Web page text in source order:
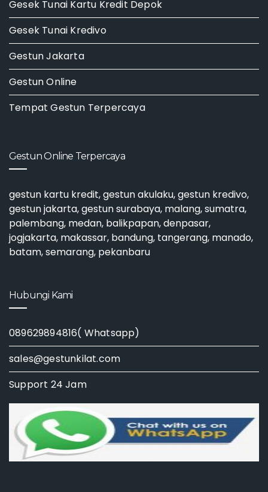
Gesek Tunai Kartu Kredit Depok
Gesek Tunai Kredivo
Gestun Jakarta
Gestun Online
Tempat Gestun Terpercaya
Gestun Online Terpercaya
gestun kartu kredit,gestun akulaku,gestun kredivo,
gestun jakarta,gestun surabaya, malang, sumatra,
palembang, medan, balikpapan, denpasar,
jogjakarta, makassar, bandung, tangerang, manado,
batam, semarang, pekanbaru
Hubungi Kami
089629894816( Whatsapp)
sales@gestunkilat.com
Support 24 Jam